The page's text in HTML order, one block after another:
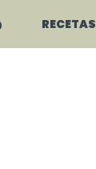
RECETAS